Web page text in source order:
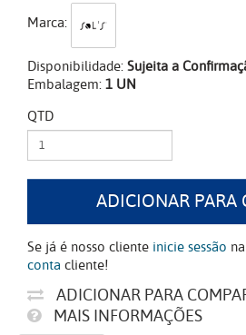
Marca:
Disponibilidade:Sujeita a
Embalagem:1 UN
QTD
ADICIONAR PARA
Se já é nosso cliente inicie sessão
conta cliente!
ADICIONAR PARA
MAIS INFORMAÇÕES